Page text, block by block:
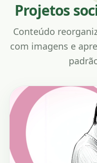
Projetos
Conteúdo
com imagens e